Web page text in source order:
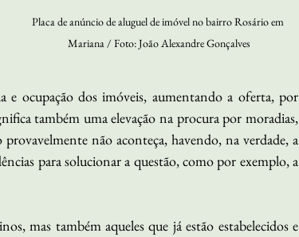
Placa de anúncio de aluguel de imóvel no bairro Rosário em
Mariana / Foto: João Alexandre Gonçalves
ocupação dos imóveis, aumentando a oferta, por
também uma elevação na procura por moradias,
não aconteça, havendo, na verdade, a
para solucionar a questão, como por exemplo, a
mas também aqueles que já estão estabelecidos e